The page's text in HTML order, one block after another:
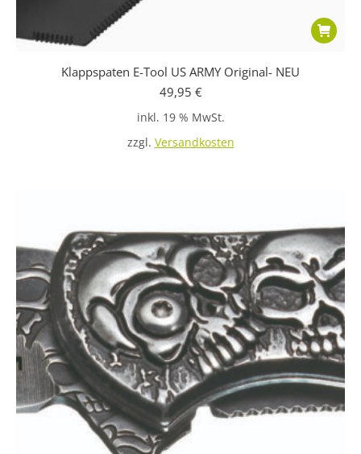
Klappspaten E-Tool US ARMY Original- NEU
49,95 €
inkl. 19 % MwSt.
zzgl. Versandkosten